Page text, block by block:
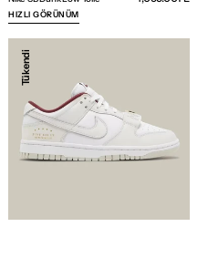
HIZLI GÖRÜNÜM
Nike
Dunk
Low
SE
Just
Do
Phantom
Tükendi